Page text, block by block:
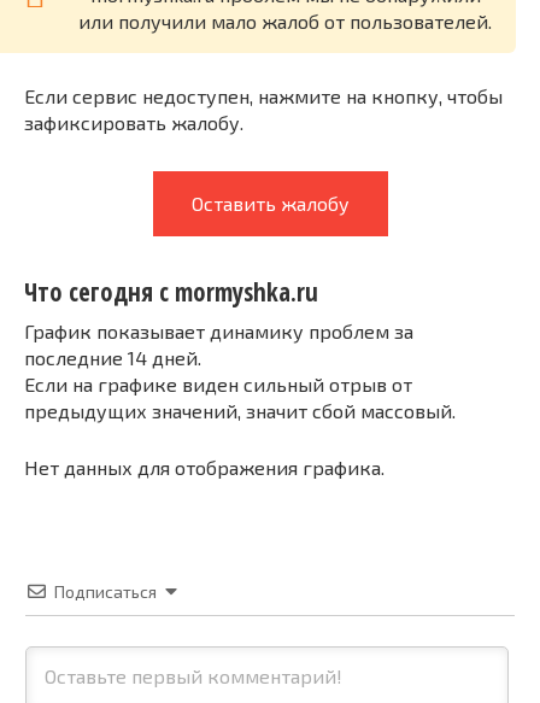
или получили мало жалоб от пользователей.
Если сервис недоступен, нажмите на кнопку, чтобы
зафиксировать жалобу.
Оставить жалобу
Что сегодня с mormyshka.ru
График показывает динамику проблем за
последние 14 дней.
Если на графике виден сильный отрыв от
предыдущих значений, значит сбой массовый.
Нет данных для отображения графика.
Подписаться